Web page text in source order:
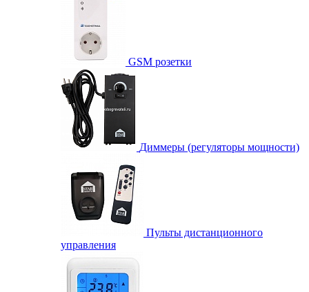
GSM розетки
Диммеры (регуляторы мощности)
Пульты дистанционного
управления